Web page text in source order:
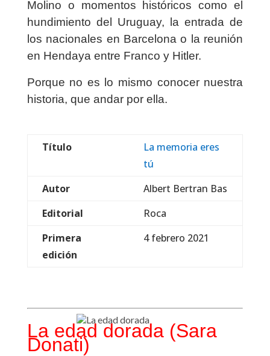
Molino o momentos históricos como el
hundimiento del Uruguay, la entrada de
los nacionales en Barcelona o la reunión
en Hendaya entre Franco y Hitler.
Porque no es lo mismo conocer nuestra
historia, que andar por ella.
Título
La memoria eres
tú
Autor
Albert Bertran Bas
Editorial
Roca
Primera
edición
4 febrero 2021
La edad dorada (Sara
Donati)